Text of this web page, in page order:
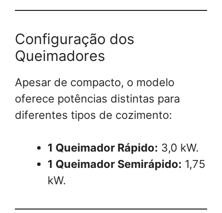
Configuração dos
Queimadores
Apesar de compacto, o modelo
oferece potências distintas para
diferentes tipos de cozimento:
1 Queimador Rápido: 3,0 kW.
1 Queimador Semirápido: 1,75
kW.